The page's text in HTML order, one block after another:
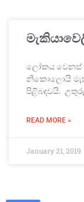
ලෝකය වෙනස්
නිකොලොයි
පිළිබඳවයි.
READ MORE »
January 21, 2019